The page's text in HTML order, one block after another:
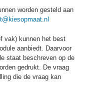
worden gesteld aan
vak) kunnen het best
aanbiedt. Daarvoor
staat beschreven op de
gedrukt. De vraag
die de vraag kan